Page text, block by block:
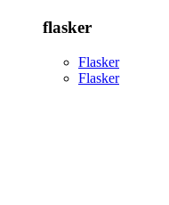
flasker
Flasker
Flasker